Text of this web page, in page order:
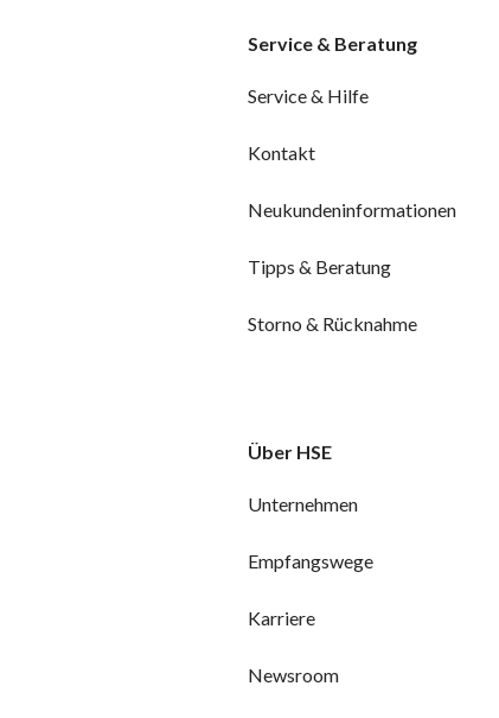
Service & Beratung
Service & Hilfe
Kontakt
Neukundeninformationen
Tipps & Beratung
Storno & Rücknahme
Über HSE
Unternehmen
Empfangswege
Karriere
Newsroom